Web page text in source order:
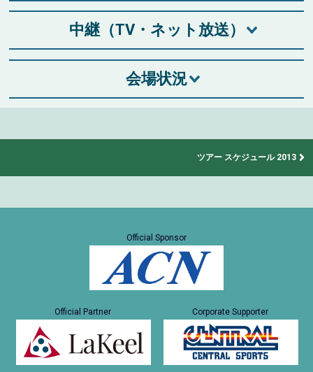
中継（TV・ネット放送）
会場状況
ツアー スケジュール 2013
Official Sponsor
Official Partner Corporate Supporter